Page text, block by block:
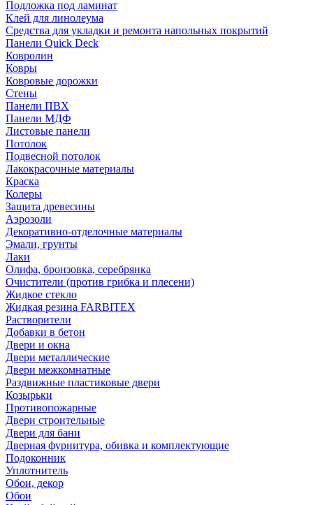
Подложка под ламинат
Клей для линолеума
Средства для укладки и ремонта напольных покрытий
Панели Quick Deck
Ковролин
Ковры
Ковровые дорожки
Стены
Панели ПВХ
Панели МДФ
Листовые панели
Потолок
Подвесной потолок
Лакокрасочные материалы
Краска
Колеры
Защита древесины
Аэрозоли
Декоративно-отделочные материалы
Эмали, грунты
Лаки
Олифа, бронзовка, серебрянка
Очистители (против грибка и плесени)
Жидкое стекло
Жидкая резина FARBITEX
Растворители
Добавки в бетон
Двери и окна
Двери металлические
Двери межкомнатные
Раздвижные пластиковые двери
Козырьки
Противопожарные
Двери строительные
Двери для бани
Дверная фурнитура, обивка и комплектующие
Подоконник
Уплотнитель
Обои, декор
Обои